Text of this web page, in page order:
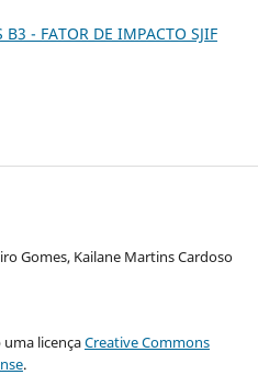
- FATOR DE IMPACTO SJIF
Gomes, Kailane Martins Cardoso
licençaCreative Commons
.